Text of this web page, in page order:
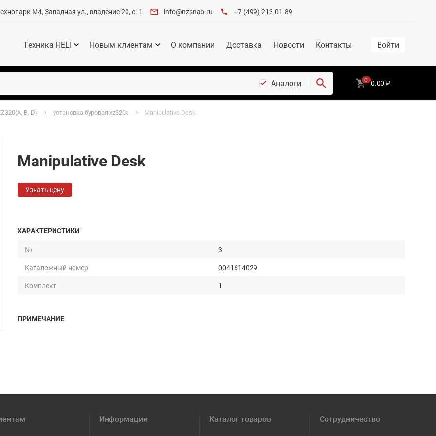
М4, Западная ул., владение 20, с. 1 info@nzsnab.ru +7 (499) 213-01-89
Техника HELI Новым клиентам О компании Доставка Новости Контакты Войти
Аналоги 0 0.00 ₽
B, D) установка буровая xz320a Manipulative Desk
Manipulative Desk
Узнать цену
ХАРАКТЕРИСТИКИ
№
3
Каталожный номер
0041614029
Комплект
1
ПРИМЕЧАНИЕ
Информация Каталог товаров Сотрудничество